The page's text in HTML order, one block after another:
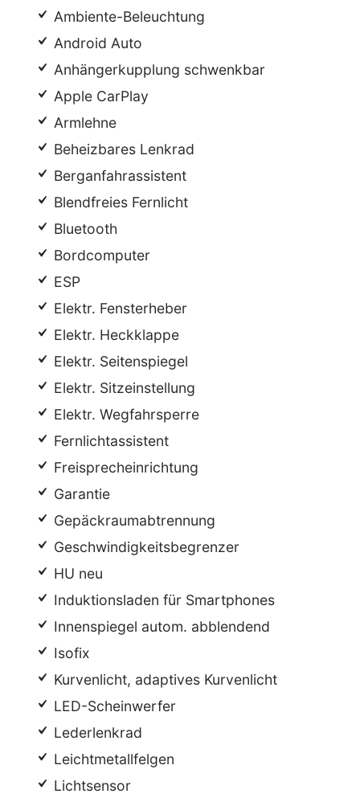
Ambiente-Beleuchtung
Android Auto
Anhängerkupplung schwenkbar
Apple CarPlay
Armlehne
Beheizbares Lenkrad
Berganfahrassistent
Blendfreies Fernlicht
Bluetooth
Bordcomputer
ESP
Elektr. Fensterheber
Elektr. Heckklappe
Elektr. Seitenspiegel
Elektr. Sitzeinstellung
Elektr. Wegfahrsperre
Fernlichtassistent
Freisprecheinrichtung
Garantie
Gepäckraumabtrennung
Geschwindigkeitsbegrenzer
HU neu
Induktionsladen für Smartphones
Innenspiegel autom. abblendend
Isofix
Kurvenlicht, adaptives Kurvenlicht
LED-Scheinwerfer
Lederlenkrad
Leichtmetallfelgen
Lichtsensor